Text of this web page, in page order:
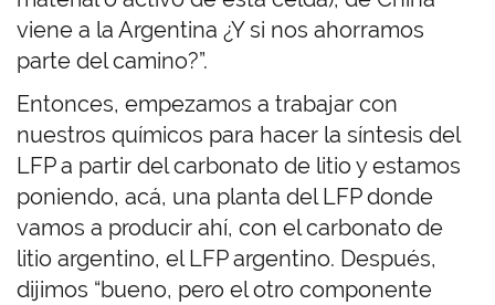
viene a la Argentina ¿Y si nos ahorramos
parte del camino?”.
Entonces, empezamos a trabajar con
nuestros químicos para hacer la síntesis del
LFP a partir del carbonato de litio y estamos
poniendo, acá, una planta del LFP donde
vamos a producir ahí, con el carbonato de
litio argentino, el LFP argentino. Después,
dijimos “bueno, pero el otro componente